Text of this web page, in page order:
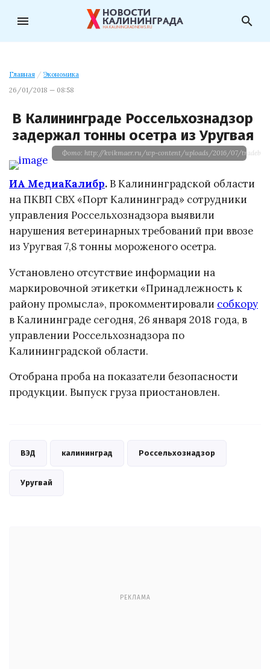
menu search
Главная / Экономика
26/01/2018 — 08:58
В Калининграде Россельхознадзор
задержал тонны осетра из Уругвая
Фото: http://kvikmaer.ru/wp-content/uploads/2016/07/
ИА МедиаКалибр.В Калининградской области
на ПКВП СВХ «Порт Калининград» сотрудники
управления Россельхознадзора выявили
нарушения ветеринарных требований при ввозе
из Уругвая 7,8 тонны мороженого осетра.
Установлено отсутствие информации на
маркировочной этикетки «Принадлежность к
району промысла», прокомментировали собкору
в Калининграде сегодня, 26 января 2018 года, в
управлении Россельхознадзора по
Калининградской области.
Отобрана проба на показатели безопасности
продукции. Выпуск груза приостановлен.
ВЭД калининград Россельхознадзор
Уругвай
РЕКЛАМА